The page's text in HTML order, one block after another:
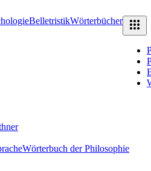
BelletristikWörterbücher
Wörterbuch der Philosophie